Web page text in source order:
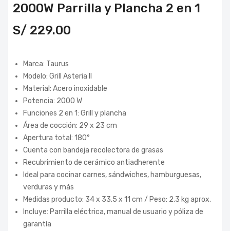
2000W Parrilla y Plancha 2 en 1
S/ 229.00
Marca: Taurus
Modelo: Grill Asteria II
Material: Acero inoxidable
Potencia: 2000 W
Funciones 2 en 1: Grill y plancha
Área de cocción: 29 x 23 cm
Apertura total: 180°
Cuenta con bandeja recolectora de grasas
Recubrimiento de cerámico antiadherente
Ideal para cocinar carnes, sándwiches, hamburguesas,
verduras y más
Medidas producto: 34 x 33.5 x 11 cm / Peso: 2.3 kg aprox.
Incluye: Parrilla eléctrica, manual de usuario y póliza de
garantía